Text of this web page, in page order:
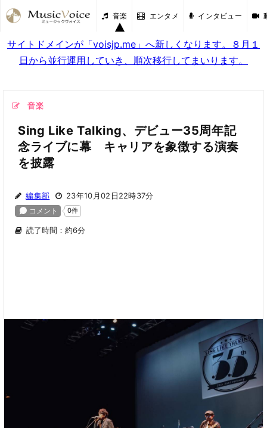
音楽 エンタメ インタビュー
サイトドメインが「voisjp.me」へ新しくなります。８月１
日から並行運用していき、順次移行してまいります。
音楽
Sing Like Talking、デビュー35周年記
念ライブに幕 キャリアを象徴する演奏
を披露
編集部 23年10月02日22時37分
読了時間：約6分